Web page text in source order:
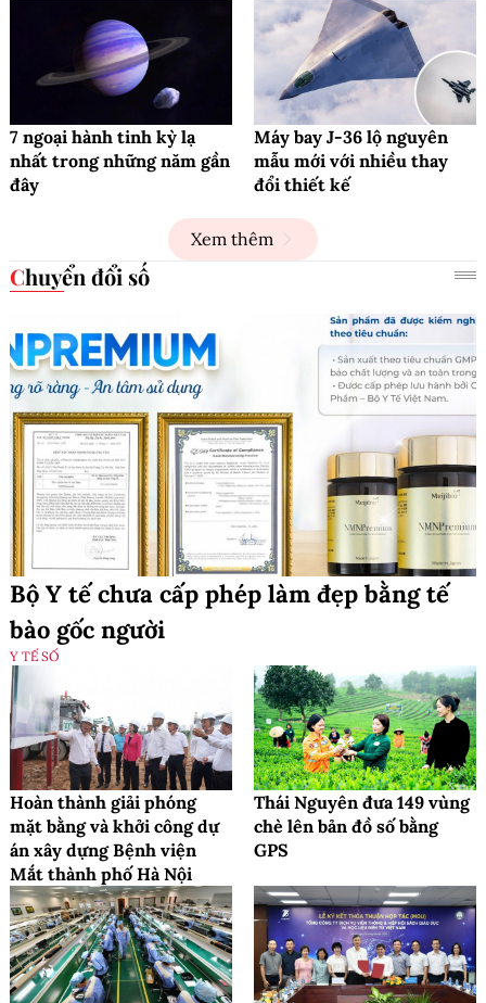
7 ngoại hành tinh kỳ lạ
nhất trong những năm gần
đây
Máy bay J-36 lộ nguyên
mẫu mới với nhiều thay
đổi thiết kế
Xem thêm
Chuyển đổi số
Bộ Y tế chưa cấp phép làm đẹp bằng tế
bào gốc người
Y TẾ SỐ
Hoàn thành giải phóng
mặt bằng và khởi công dự
án xây dựng Bệnh viện
Mắt thành phố Hà Nội
Thái Nguyên đưa 149 vùng
chè lên bản đồ số bằng
GPS